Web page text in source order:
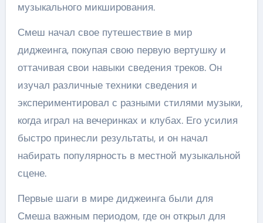
музыкального микширования.
Смеш начал свое путешествие в мир
диджеинга, покупая свою первую вертушку и
оттачивая свои навыки сведения треков. Он
изучал различные техники сведения и
экспериментировал с разными стилями музыки,
когда играл на вечеринках и клубах. Его усилия
быстро принесли результаты, и он начал
набирать популярность в местной музыкальной
сцене.
Первые шаги в мире диджеинга были для
Смеша важным периодом, где он открыл для